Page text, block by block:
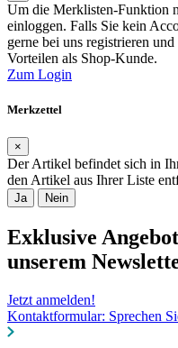
Um die Merklisten-Funktion
einloggen. Falls Sie kein
gerne bei uns registrieren
Vorteilen als Shop-Kunde.
Zum Login
Merkzettel
×
Der Artikel befindet sich in
den Artikel aus Ihrer Liste
Ja Nein
Exklusive
unserem
Jetzt anmelden!
Kontaktformular: Sprechen